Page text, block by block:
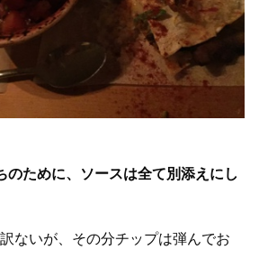
のために、ソースは全て別添えにし
ないが、その分チップは弾んでお